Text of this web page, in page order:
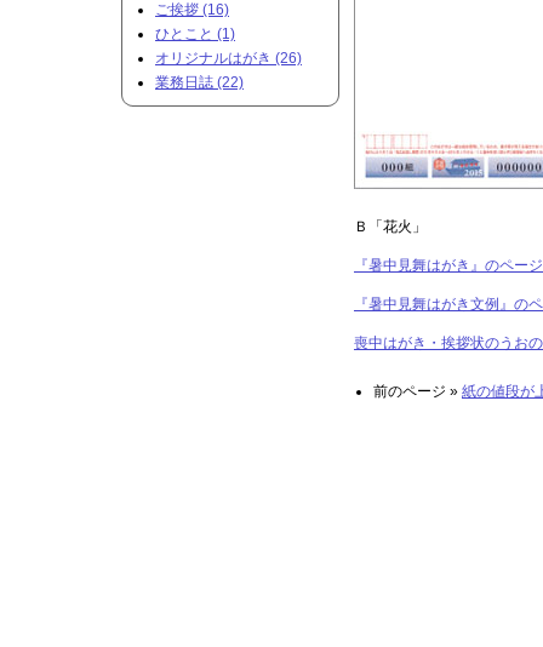
Ｂ「花火」
『暑中見舞はがき』のペー
『暑中見舞はがき文例』の
喪中はがき・挨拶状のうお
前のページ » 紙の値段
ご挨拶 (16)
ひとこと (1)
オリジナルはがき (26)
業務日誌 (22)